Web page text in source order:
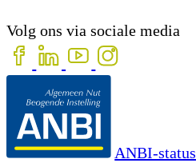
Volg ons via sociale media
ANBI-status